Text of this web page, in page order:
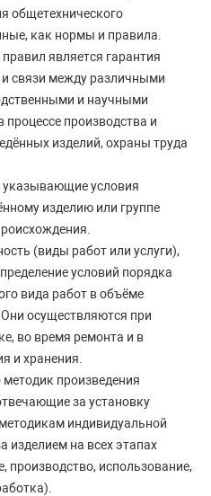
общетехнического
как нормы и правила.
является гарантия
и связи между различными
и научными
производства и
изделий, охраны труда
указывающие условия
изделию или группе
(виды работ или услуги),
условий порядка
вида работ в объёме
осуществляются при
во время ремонта и в
и хранения.
произведения
за установку
индивидуальной
изделием на всех этапах
производство, использование,